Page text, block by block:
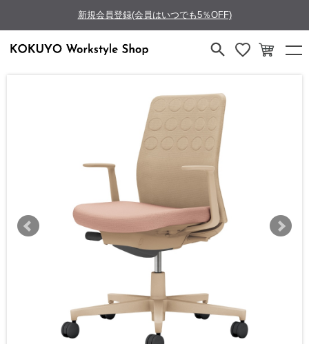
新規会員登録(会員はいつでも5％OFF)